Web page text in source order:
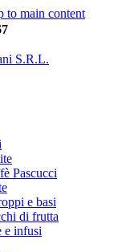
to main content
Pascucci
e basi
di frutta
e infusi